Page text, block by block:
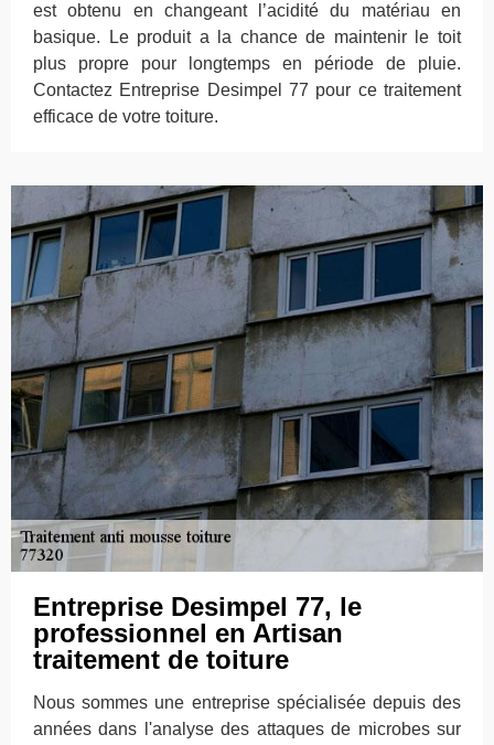
est obtenu en changeant l’acidité du matériau en
basique. Le produit a la chance de maintenir le toit
plus propre pour longtemps en période de pluie.
Contactez Entreprise Desimpel 77 pour ce traitement
efficace de votre toiture.
Entreprise Desimpel 77, le
professionnel en Artisan
traitement de toiture
Nous sommes une entreprise spécialisée depuis des
années dans l'analyse des attaques de microbes sur